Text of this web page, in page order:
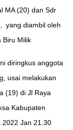
MA (20) dan Sdr
yang diambil oleh
Biru Milik
diringkus anggota
usai melakukan
(19) di Jl Raya
Kabupaten
2022 Jan 21.30